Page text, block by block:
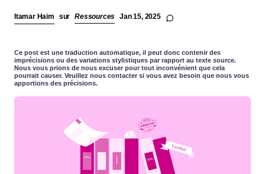
ITALIANO
Itamar Haim sur Ressources Jan 15, 2025
Ce post est une traduction automatique, il peut donc contenir des
imprécisions ou des variations stylistiques par rapport au texte source.
Nous vous prions de nous excuser pour tout inconvénient que cela
pourrait causer. Veuillez nous contacter si vous avez besoin que nous vous
apportions des précisions.